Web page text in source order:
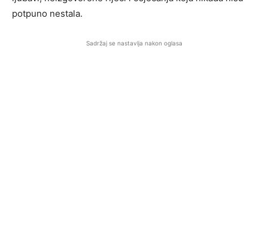
potpuno nestala.
Sadržaj se nastavlja nakon oglasa